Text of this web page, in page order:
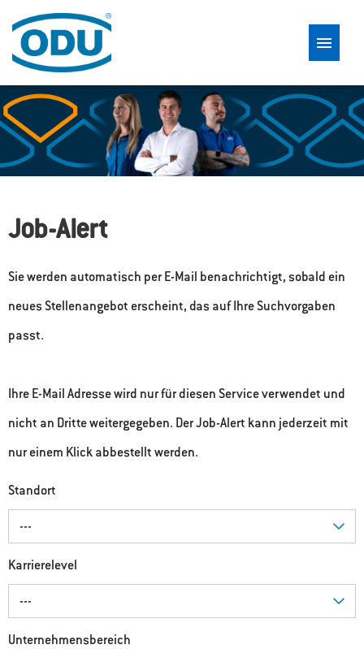
Deutsch Englisch Rumänisch
Arbeiten bei ODU
Job-Alert
Sie werden automatisch per E-Mail benachrichtigt, sobald ein
neues Stellenangebot erscheint, das auf Ihre Suchvorgaben
passt.
Ihre E-Mail Adresse wird nur für diesen Service verwendet und
nicht an Dritte weitergegeben. Der Job-Alert kann jederzeit mit
nur einem Klick abbestellt werden.
Standort
---
Karrierelevel
---
Unternehmensbereich